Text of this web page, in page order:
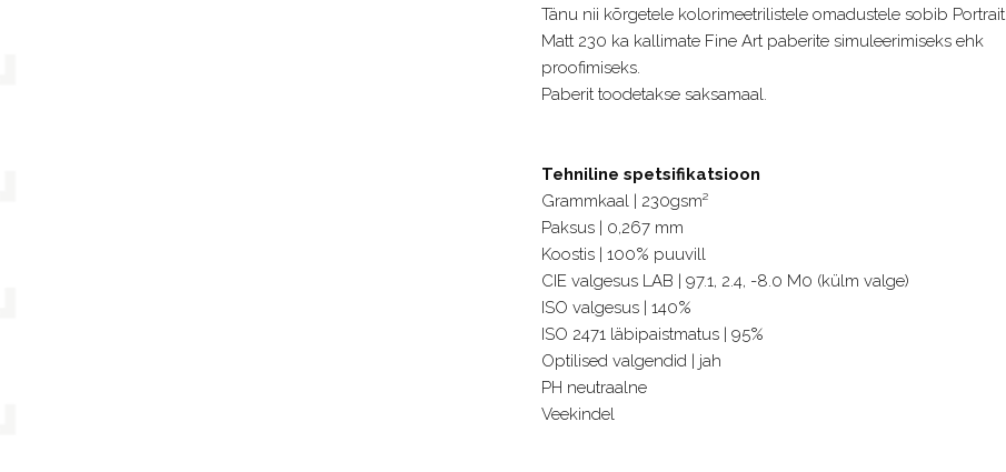
Tänu nii kõrgetele kolorimeetrilistele omadustele sobib Portrait
Matt 230 ka kallimate Fine Art paberite simuleerimiseks ehk
proofimiseks.
Paberit toodetakse saksamaal.
Tehniline spetsifikatsioon
Grammkaal | 230gsm²
Paksus | 0,267 mm
Koostis | 100% puuvill
CIE valgesus LAB | 97.1, 2.4, -8.0 M0 (külm valge)
ISO valgesus | 140%
ISO 2471 läbipaistmatus | 95%
Optilised valgendid | jah
PH neutraalne
Veekindel